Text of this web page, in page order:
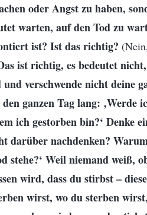
oder Angst zu haben,
warten, auf den Tod zu
ist? Ist das richtig?
ist richtig, es bedeutet
verschwende nicht deine
ganzen Tag lang: ‚Werde
ich gestorben bin?‘ Denke
darüber nachdenken?
stehe?‘ Weil niemand weiß,
wird, dass du stirbst –
wirst, wo du sterben